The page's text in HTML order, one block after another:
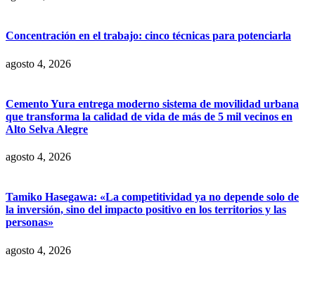
Concentración en el trabajo: cinco técnicas para potenciarla
agosto 4, 2026
Cemento Yura entrega moderno sistema de movilidad urbana
que transforma la calidad de vida de más de 5 mil vecinos en
Alto Selva Alegre
agosto 4, 2026
Tamiko Hasegawa: «La competitividad ya no depende solo de
la inversión, sino del impacto positivo en los territorios y las
personas»
agosto 4, 2026